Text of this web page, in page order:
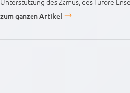
Unterstützung des Zamus, des Furore
zum ganzen Artikel